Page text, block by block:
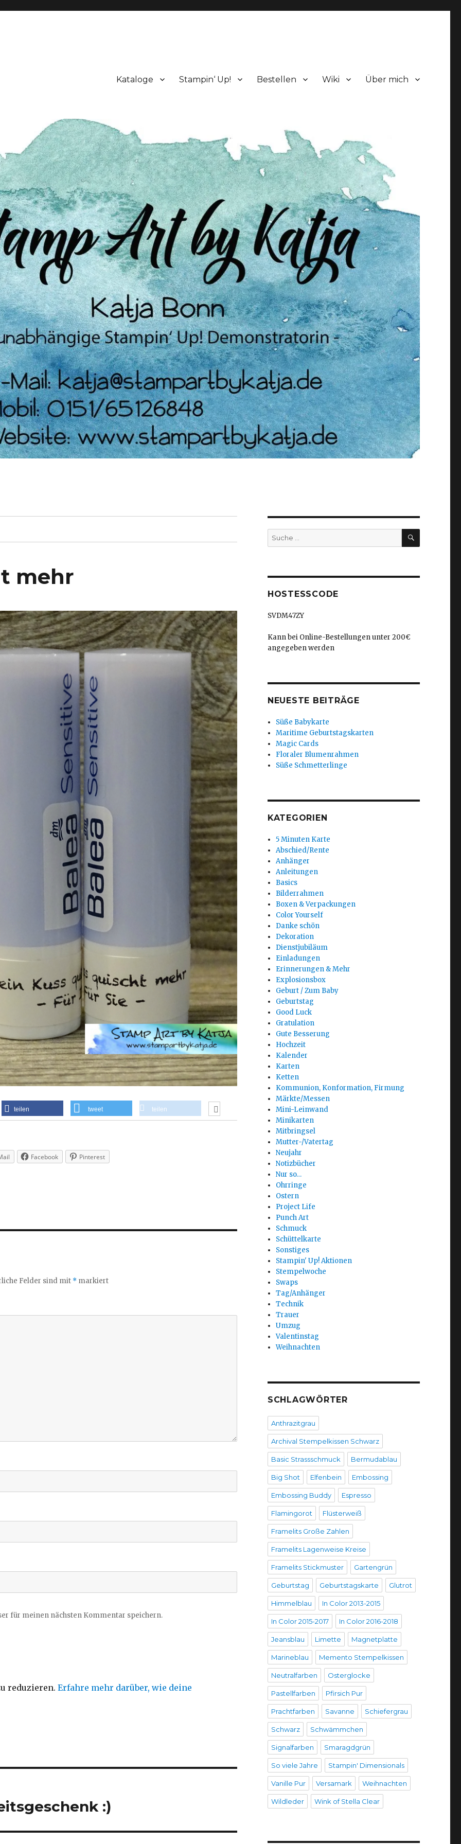
Kataloge Stampin‘ Up! Bestellen Wiki Über mich
mehr
teilen tweet teilen
Facebook Pinterest
Felder sind mit * markiert
für meinen nächsten Kommentar speichern.
reduzieren.Erfahre mehr darüber, wie deine
:)
Suche
nach:
SUCHEN
HOSTESSCODE
SVDM47ZY
Kann bei Online-Bestellungen unter 200€
angegeben werden
NEUESTE BEITRÄGE
Süße Babykarte
Maritime Geburtstagskarten
Magic Cards
Floraler Blumenrahmen
Süße Schmetterlinge
KATEGORIEN
5 Minuten Karte
Abschied/Rente
Anhänger
Anleitungen
Basics
Bilderrahmen
Boxen & Verpackungen
Color Yourself
Danke schön
Dekoration
Dienstjubiläum
Einladungen
Erinnerungen & Mehr
Explosionsbox
Geburt / Zum Baby
Geburtstag
Good Luck
Gratulation
Gute Besserung
Hochzeit
Kalender
Karten
Ketten
Kommunion, Konformation, Firmung
Märkte/Messen
Mini-Leinwand
Minikarten
Mitbringsel
Mutter-/Vatertag
Neujahr
Notizbücher
Nur so…
Ohrringe
Ostern
Project Life
Punch Art
Schmuck
Schüttelkarte
Sonstiges
Stampin' Up! Aktionen
Stempelwoche
Swaps
Tag/Anhänger
Technik
Trauer
Umzug
Valentinstag
Weihnachten
SCHLAGWÖRTER
Anthrazitgrau
Archival Stempelkissen Schwarz
Basic Strassschmuck Bermudablau
Big Shot Elfenbein Embossing
Embossing Buddy Espresso
Flamingorot Flüsterweiß
Framelits Große Zahlen
Framelits Lagenweise Kreise
Framelits Stickmuster Gartengrün
Geburtstag Geburtstagskarte Glutrot
Himmelblau In Color 2013-2015
In Color 2015-2017 In Color 2016-2018
Jeansblau Limette Magnetplatte
Marineblau Memento Stempelkissen
Neutralfarben Osterglocke
Pastellfarben Pfirsich Pur
Prachtfarben Savanne Schiefergrau
Schwarz Schwämmchen
Signalfarben Smaragdgrün
So viele Jahre Stampin' Dimensionals
Vanille Pur Versamark Weihnachten
Wildleder Wink of Stella Clear